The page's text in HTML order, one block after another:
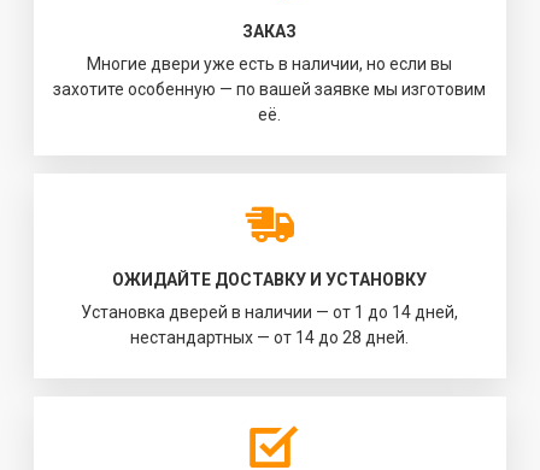
ЗАКАЗ
Многие двери уже есть в наличии, но если вы
захотите особенную — по вашей заявке мы изготовим
её.
ОЖИДАЙТЕ ДОСТАВКУ И УСТАНОВКУ
Установка дверей в наличии — от 1 до 14 дней,
нестандартных — от 14 до 28 дней.